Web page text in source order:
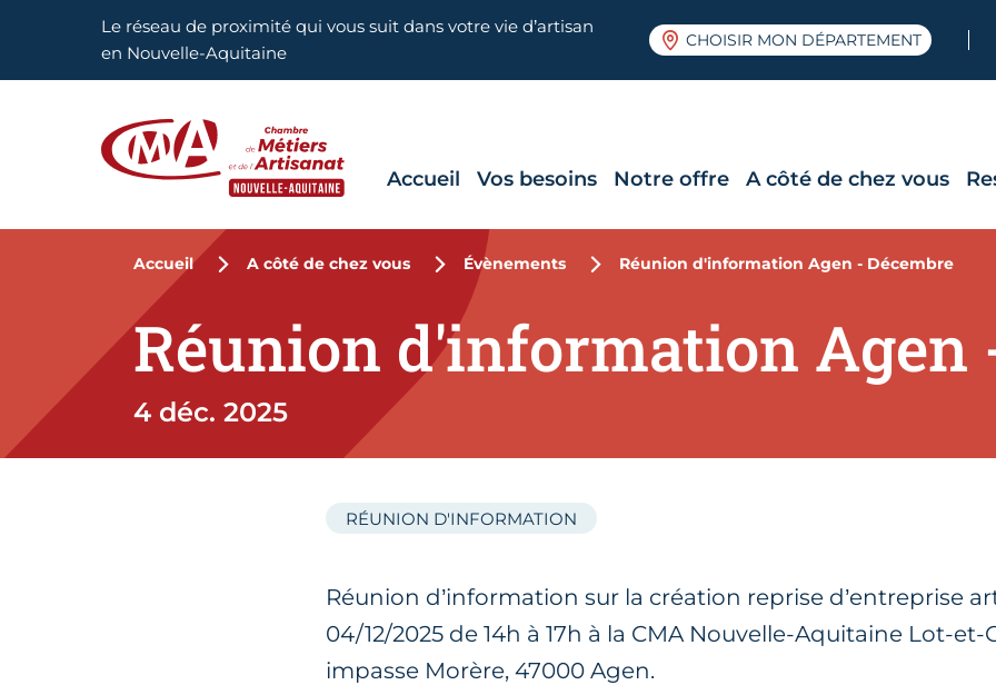
Aller en haut de pageLe réseau de proximité qui vous suit dans votre vie d’artisan
en Nouvelle-Aquitaine
CHOISIR MON DÉPARTEMENT
Accueil Vos besoins Notre offre A côté de chez vous
Accueil A côté de chez vous Évènements Réunion d'information Agen - Décembre
Réunion d'information Agen
4 déc. 2025
RÉUNION D'INFORMATION
Réunion d’information sur la création reprise d’entreprise
04/12/2025 de 14h à 17h à la CMA Nouvelle-Aquitaine Lot-et-
impasse Morère, 47000 Agen.